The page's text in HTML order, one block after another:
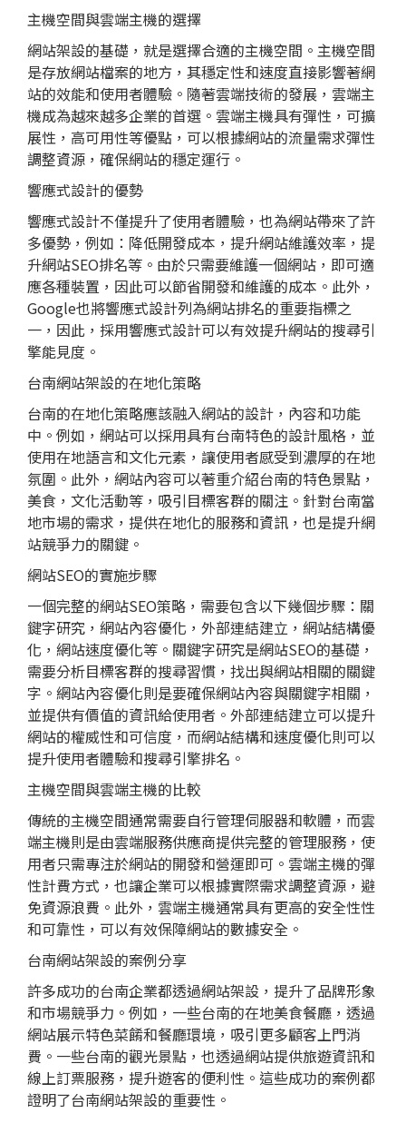
主機空間與雲端主機的選擇
網站架設的基礎，就是選擇合適的主機空間。主機空間
是存放網站檔案的地方，其穩定性和速度直接影響著網
站的效能和使用者體驗。隨著雲端技術的發展，雲端主
機成為越來越多企業的首選。雲端主機具有彈性，可擴
展性，高可用性等優點，可以根據網站的流量需求彈性
調整資源，確保網站的穩定運行。
響應式設計的優勢
響應式設計不僅提升了使用者體驗，也為網站帶來了許
多優勢，例如：降低開發成本，提升網站維護效率，提
升網站SEO排名等。由於只需要維護一個網站，即可適
應各種裝置，因此可以節省開發和維護的成本。此外，
Google也將響應式設計列為網站排名的重要指標之
一，因此，採用響應式設計可以有效提升網站的搜尋引
擎能見度。
台南網站架設的在地化策略
台南的在地化策略應該融入網站的設計，內容和功能
中。例如，網站可以採用具有台南特色的設計風格，並
使用在地語言和文化元素，讓使用者感受到濃厚的在地
氛圍。此外，網站內容可以著重介紹台南的特色景點，
美食，文化活動等，吸引目標客群的關注。針對台南當
地市場的需求，提供在地化的服務和資訊，也是提升網
站競爭力的關鍵。
網站SEO的實施步驟
一個完整的網站SEO策略，需要包含以下幾個步驟：關
鍵字研究，網站內容優化，外部連結建立，網站結構優
化，網站速度優化等。關鍵字研究是網站SEO的基礎，
需要分析目標客群的搜尋習慣，找出與網站相關的關鍵
字。網站內容優化則是要確保網站內容與關鍵字相關，
並提供有價值的資訊給使用者。外部連結建立可以提升
網站的權威性和可信度，而網站結構和速度優化則可以
提升使用者體驗和搜尋引擎排名。
主機空間與雲端主機的比較
傳統的主機空間通常需要自行管理伺服器和軟體，而雲
端主機則是由雲端服務供應商提供完整的管理服務，使
用者只需專注於網站的開發和營運即可。雲端主機的彈
性計費方式，也讓企業可以根據實際需求調整資源，避
免資源浪費。此外，雲端主機通常具有更高的安全性性
和可靠性，可以有效保障網站的數據安全。
台南網站架設的案例分享
許多成功的台南企業都透過網站架設，提升了品牌形象
和市場競爭力。例如，一些台南的在地美食餐廳，透過
網站展示特色菜餚和餐廳環境，吸引更多顧客上門消
費。一些台南的觀光景點，也透過網站提供旅遊資訊和
線上訂票服務，提升遊客的便利性。這些成功的案例都
證明了台南網站架設的重要性。